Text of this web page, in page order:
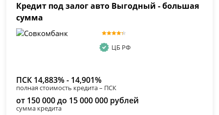
Кредит под залог авто Выгодный - большая
сумма
ЦБ РФ
ПСК 14,883% - 14,901%
полная стоимость кредита – ПСК
от 150 000 до 15 000 000 рублей
сумма кредита